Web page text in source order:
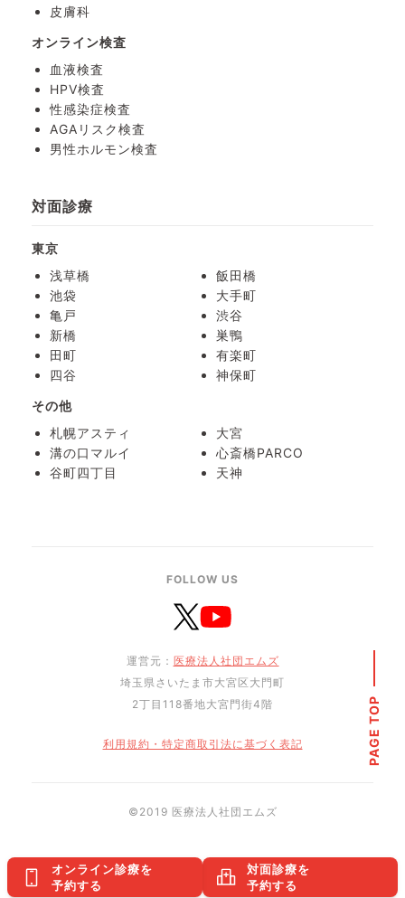
対面診療を
予約する
オンライン診療を
予約する
皮膚科
オンライン検査
血液検査
HPV検査
性感染症検査
AGAリスク検査
男性ホルモン検査
対面診療
東京
浅草橋
飯田橋
池袋
大手町
亀戸
渋谷
新橋
巣鴨
田町
有楽町
四谷
神保町
その他
札幌アスティ
大宮
溝の口マルイ
心斎橋PARCO
谷町四丁目
天神
FOLLOW US
運営元： 医療法人社団エムズ
埼玉県さいたま市大宮区大門町
2丁目118番地大宮門街4階
利用規約・特定商取引法に基づく表記
©︎2019 医療法人社団エムズ
PAGE TOP